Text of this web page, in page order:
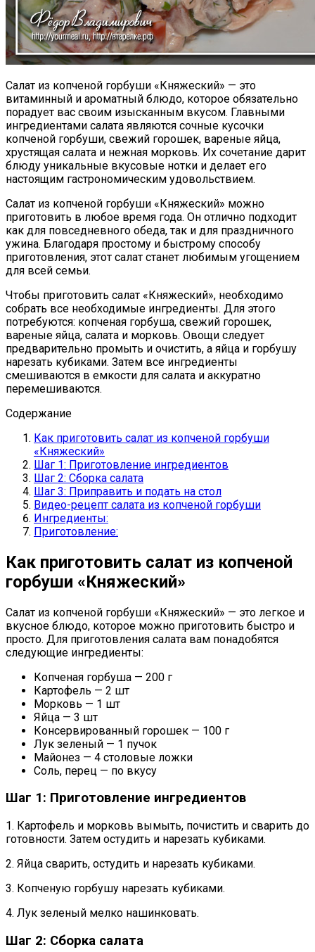
Салат из копченой горбуши «Княжеский» — это
витаминный и ароматный блюдо, которое обязательно
порадует вас своим изысканным вкусом. Главными
ингредиентами салата являются сочные кусочки
копченой горбуши, свежий горошек, вареные яйца,
хрустящая салата и нежная морковь. Их сочетание дарит
блюду уникальные вкусовые нотки и делает его
настоящим гастрономическим удовольствием.
Салат из копченой горбуши «Княжеский» можно
приготовить в любое время года. Он отлично подходит
как для повседневного обеда, так и для праздничного
ужина. Благодаря простому и быстрому способу
приготовления, этот салат станет любимым угощением
для всей семьи.
Чтобы приготовить салат «Княжеский», необходимо
собрать все необходимые ингредиенты. Для этого
потребуются: копченая горбуша, свежий горошек,
вареные яйца, салата и морковь. Овощи следует
предварительно промыть и очистить, а яйца и горбушу
нарезать кубиками. Затем все ингредиенты
смешиваются в емкости для салата и аккуратно
перемешиваются.
Содержание
Как приготовить салат из копченой горбуши
«Княжеский»
Шаг 1: Приготовление ингредиентов
Шаг 2: Сборка салата
Шаг 3: Приправить и подать на стол
Видео-рецепт салата из копченой горбуши
Ингредиенты:
Приготовление:
Как приготовить салат из копченой
горбуши «Княжеский»
Салат из копченой горбуши «Княжеский» — это легкое и
вкусное блюдо, которое можно приготовить быстро и
просто. Для приготовления салата вам понадобятся
следующие ингредиенты:
Копченая горбуша — 200 г
Картофель — 2 шт
Морковь — 1 шт
Яйца — 3 шт
Консервированный горошек — 100 г
Лук зеленый — 1 пучок
Майонез — 4 столовые ложки
Соль, перец — по вкусу
Шаг 1: Приготовление ингредиентов
1. Картофель и морковь вымыть, почистить и сварить до
готовности. Затем остудить и нарезать кубиками.
2. Яйца сварить, остудить и нарезать кубиками.
3. Копченую горбушу нарезать кубиками.
4. Лук зеленый мелко нашинковать.
Шаг 2: Сборка салата